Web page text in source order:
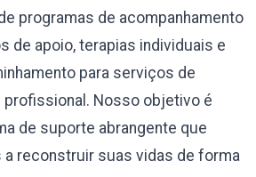
programas de acompanhamento
de apoio, terapias individuais e
para serviços de
Nosso objetivo é
de suporte abrangente que
reconstruir suas vidas de forma